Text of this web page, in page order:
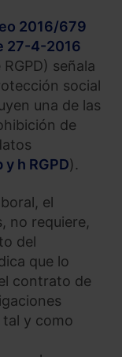
2016/679
27-4-2016
señala
social
una de las
de
h RGPD).
el
no requiere,
del
que lo
contrato de
tal y como